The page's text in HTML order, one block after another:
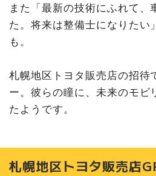
また「最新の技術にふれて、
た。将来は整備士になりたい
も。
札幌地区トヨタ販売店の招待
ー。彼らの瞳に、未来のモビ
たようです。
札幌地区トヨタ販売店